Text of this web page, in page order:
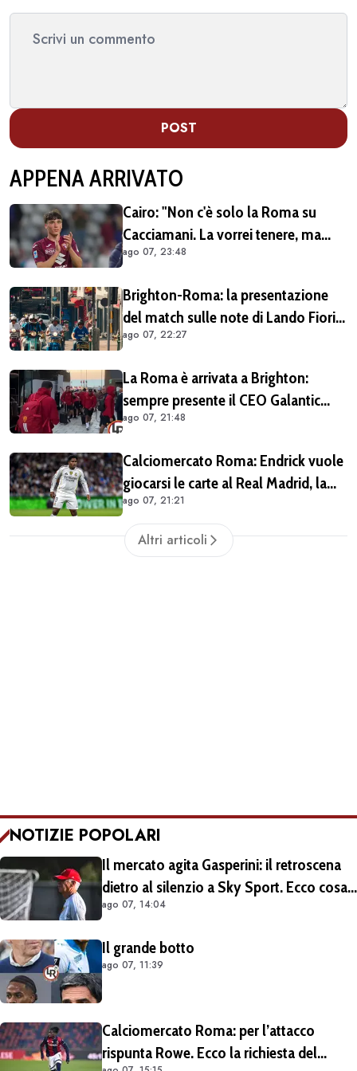
POST
APPENA ARRIVATO
Cairo: "Non c'è solo la Roma su
Cacciamani. La vorrei tenere, ma
vediamo"
ago 07, 23:48
Brighton-Roma: la presentazione
del match sulle note di Lando Fiorini
(VIDEO)
ago 07, 22:27
La Roma è arrivata a Brighton:
sempre presente il CEO Galantic
(VIDEO)
ago 07, 21:48
Calciomercato Roma: Endrick vuole
giocarsi le carte al Real Madrid, la
pista si complica
ago 07, 21:21
Altri articoli
NOTIZIE POPOLARI
Il mercato agita Gasperini: il retroscena
dietro al silenzio a Sky Sport. Ecco cosa
è emerso dal meeting con la proprietà
ago 07, 14:04
Il grande botto
ago 07, 11:39
Calciomercato Roma: per l’attacco
rispunta Rowe. Ecco la richiesta del